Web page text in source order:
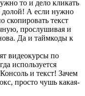
то и дело кликать
долой! А если нужно
скопировать текст
прослушивая и
Да и таймкоды к
видеокурсы по
используется
и текст! Зачем
просто чушь какая-